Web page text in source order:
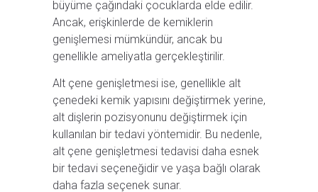
büyüme çağındaki çocuklarda elde edilir.
Ancak, erişkinlerde de kemiklerin
genişlemesi mümkündür, ancak bu
genellikle ameliyatla gerçekleştirilir.
Alt çene genişletmesi ise, genellikle alt
çenedeki kemik yapısını değiştirmek yerine,
alt dişlerin pozisyonunu değiştirmek için
kullanılan bir tedavi yöntemidir. Bu nedenle,
alt çene genişletmesi tedavisi daha esnek
bir tedavi seçeneğidir ve yaşa bağlı olarak
daha fazla seçenek sunar.